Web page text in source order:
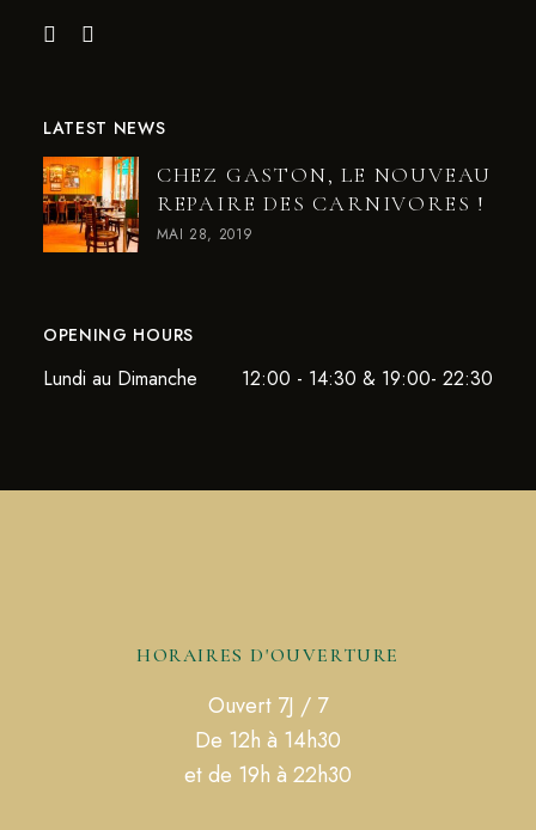
LATEST NEWS
CHEZ GASTON, LE NOUVEAU
REPAIRE DES CARNIVORES !
MAI 28, 2019
OPENING HOURS
Lundi au Dimanche 12:00 - 14:30 & 19:00- 22:30
HORAIRES D'OUVERTURE
Ouvert 7J / 7
De 12h à 14h30
et de 19h à 22h30